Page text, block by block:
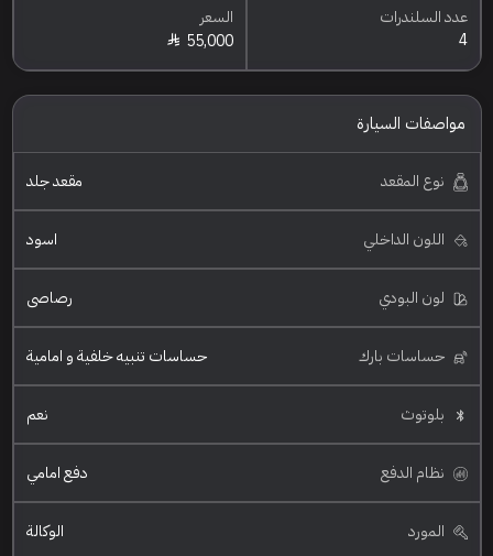
عدد السلندرات
4
السعر
55,000
مواصفات السيارة
نوع المقعد مقعد جلد
اللون الداخلي اسود
لون البودي رصاصي
حساسات بارك حساسات تنبيه خلفية و امامية
بلوتوث نعم
نظام الدفع دفع امامي
المورد الوكالة